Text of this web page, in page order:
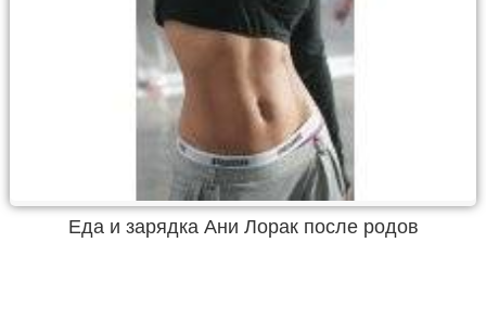
Еда и зарядка Ани Лорак после родов